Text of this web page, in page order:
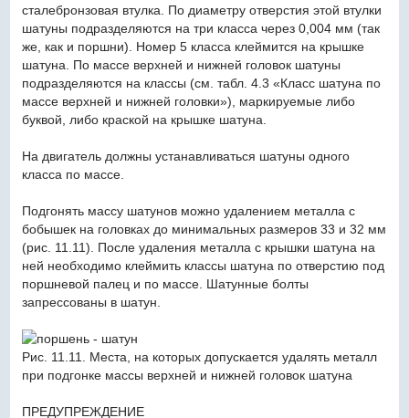
сталебронзовая втулка. По диаметру отверстия этой втулки
шатуны подразделяются на три класса через 0,004 мм (так
же, как и поршни). Номер 5 класса клеймится на крышке
шатуна. По массе верхней и нижней головок шатуны
подразделяются на классы (см. табл. 4.3 «Класс шатуна по
массе верхней и нижней головки»), маркируемые либо
буквой, либо краской на крышке шатуна.
На двигатель должны устанавливаться шатуны одного
класса по массе.
Подгонять массу шатунов можно удалением металла с
бобышек на головках до минимальных размеров 33 и 32 мм
(рис. 11.11). После удаления металла с крышки шатуна на
ней необходимо клеймить классы шатуна по отверстию под
поршневой палец и по массе. Шатунные болты
запрессованы в шатун.
Рис. 11.11. Места, на которых допускается удалять металл
при подгонке массы верхней и нижней головок шатуна
ПРЕДУПРЕЖДЕНИЕ